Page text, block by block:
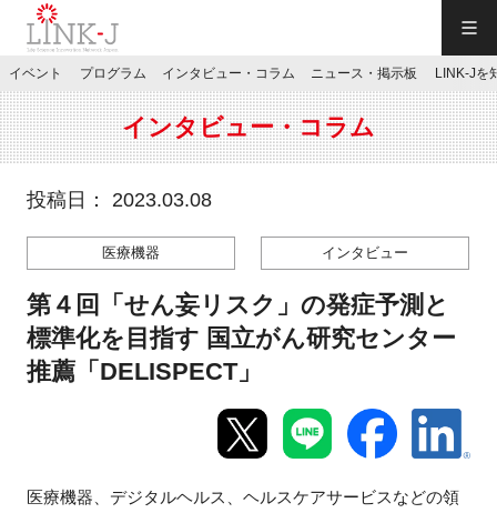
JP／EN
特別会員専用メニュー
施設ご予約
イベント プログラム インタビュー・コラム ニュース・掲示板 LINK-Jを
インタビュー・コラム
投稿日： 2023.03.08
医療機器 インタビュー
第４回「せん妄リスク」の発症予測と
標準化を目指す 国立がん研究センター
推薦「DELISPECT」
医療機器、デジタルヘルス、ヘルスケアサービスなどの領